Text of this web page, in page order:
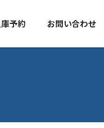
庫予約 お問い合わせ